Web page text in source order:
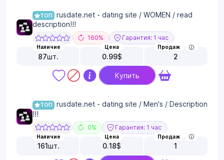
ТОП
rusdate.net - dating site / WOMEN / read
description!!!
160% Гарантия: 1 час
Наличие
87шт.
Цена
0.99$
Продаж
2
Купить
ТОП
rusdate.net - dating site / Men's / Description
!!!
0% Гарантия: 1 час
Наличие
161шт.
Цена
0.18$
Продаж
1